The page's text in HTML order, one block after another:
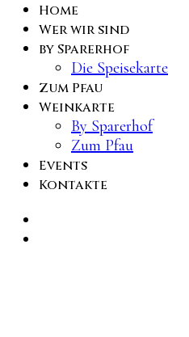
Home
Wer wir sind
by Sparerhof
Die Speisekarte
Zum Pfau
Weinkarte
By Sparerhof
Zum Pfau
Events
Kontakte